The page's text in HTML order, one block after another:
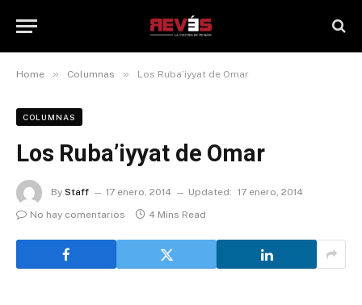
Home » Columnas » Los Ruba’iyyat de Omar
COLUMNAS
Los Ruba’iyyat de Omar
By Staff 17 enero, 2014 Updated: 17 enero, 2014
No hay comentarios
4 Mins Read